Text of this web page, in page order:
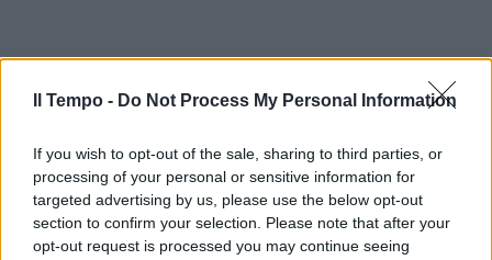
Il Tempo - Do Not Process My Personal Information
If you wish to opt-out of the sale, sharing to third parties, or
processing of your personal or sensitive information for
targeted advertising by us, please use the below opt-out
section to confirm your selection. Please note that after your
opt-out request is processed you may continue seeing